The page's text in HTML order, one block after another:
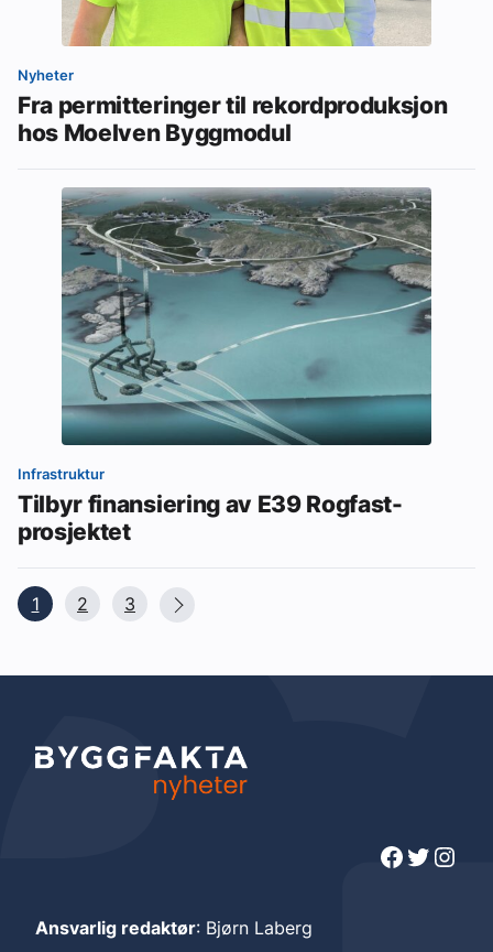
Nyheter
Fra permitteringer til rekordproduksjon
hos Moelven Byggmodul
Infrastruktur
Tilbyr finansiering av E39 Rogfast-
prosjektet
1 2 3
Facebook Twitter Instagram
Ansvarlig redaktør: Bjørn Laberg